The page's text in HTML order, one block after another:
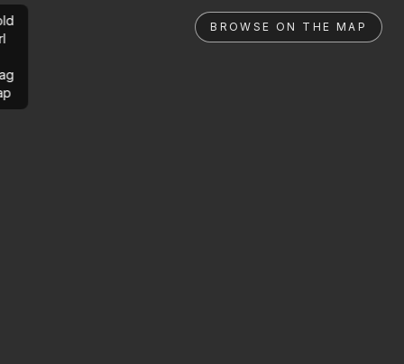
BROWSE ON THE MAP